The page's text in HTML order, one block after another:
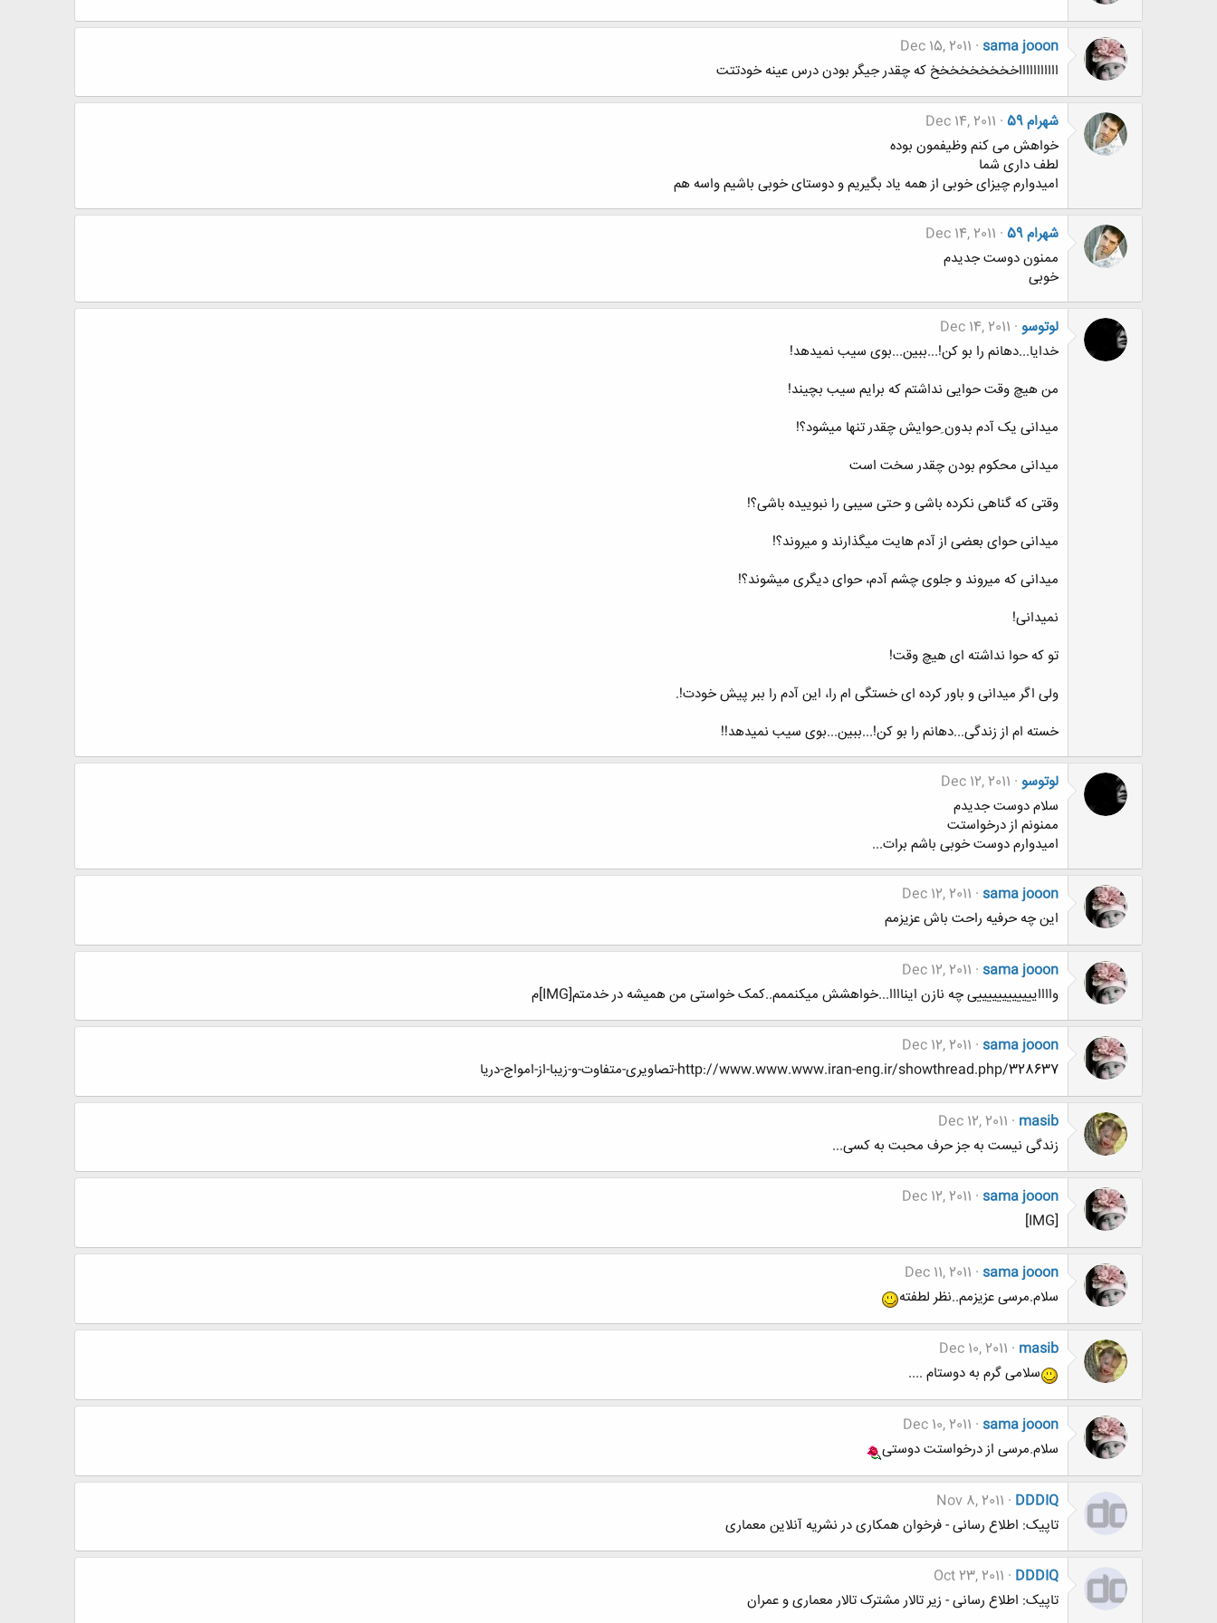
sama jooon
Dec 15, 2011
اااااااااااخخخخخخخخخ که چقدر جیگر بودن درس عینه خودتتت
شهرام 59
Dec 14, 2011
خواهش می کنم وظیفمون بوده
لطف داری شما
امیدوارم چیزای خوبی از همه یاد بگیریم و دوستای خوبی باشیم واسه هم
شهرام 59
Dec 14, 2011
ممنون دوست جدیدم
خوبی
لوتوسو Dec 14, 2011
خدایا...دهانم را بو کن!...ببین...بوی سیب نمیدهد!
من هیچ وقت حوایی نداشتم که برایم سیب بچیند!
میدانی یک آدم بدون ِحوایش چقدر تنها میشود؟!
میدانی محکوم بودن چقدر سخت است
وقتی که گناهی نکرده باشی و حتی سیبی را نبوییده باشی؟!
میدانی حوای بعضی از آدم هایت میگذارند و میروند؟!
میدانی که میروند و جلوی چشم آدم، حوای دیگری میشوند؟!
نمیدانی!
تو که حوا نداشته ای هیچ وقت!
ولی اگر میدانی و باور کرده ای خستگی ام را، این آدم را ببر پیش خودت!.
خسته ام از زندگی...دهانم را بو کن!...ببین...بوی سیب نمیدهد!!
لوتوسو Dec 12, 2011
سلام دوست جدیدم
ممنونم از درخواستت
امیدوارم دوست خوبی باشم برات...
sama jooon
Dec 12, 2011
این چه حرفیه راحت باش عزیزمم
sama jooon
Dec 12, 2011
وااااییییییییییییی چه نازن ایناااا...خواهشش میکنممم..کمک خواستی من همیشه در خدمتم[IMG]م
sama jooon
Dec 12, 2011
http://www.www.www.iran-eng.ir/showthread.php/328637-تصاویری-متفاوت-و-زیبا-از-امواج-دریا
masib
Dec 12, 2011
زندگی نیست به جز حرف محبت به کسی...
sama jooon
Dec 12, 2011
[IMG]
sama jooon
Dec 11, 2011
سلام.مرسی عزیزمم..نظر لطفته
masib
Dec 10, 2011
سلامی گرم به دوستام ....
sama jooon
Dec 10, 2011
سلام.مرسی از درخواستت دوستی
DDDIQ
Nov 8, 2011
تاپیک: اطلاع رسانی - فرخوان همکاری در نشریه آنلاین معماری
DDDIQ
Oct 23, 2011
تاپیک: اطلاع رسانی - زیر تالار مشترک تالار معماری و عمران